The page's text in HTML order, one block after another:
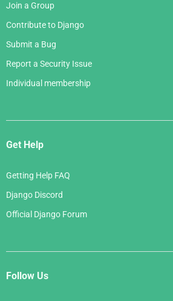
Join a Group
Contribute to Django
Submit a Bug
Report a Security Issue
Individual membership
Get Help
Getting Help FAQ
Django Discord
Official Django Forum
Follow Us